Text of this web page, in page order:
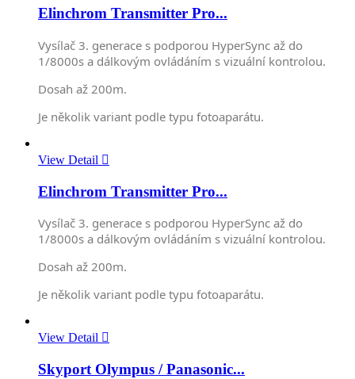
Elinchrom Transmitter Pro...
Vysílač 3. generace s podporou HyperSync až do
1/8000s a dálkovým ovládáním s vizuální kontrolou.
Dosah až 200m.
Je několik variant podle typu fotoaparátu.
View Detail 
Elinchrom Transmitter Pro...
Vysílač 3. generace s podporou HyperSync až do
1/8000s a dálkovým ovládáním s vizuální kontrolou.
Dosah až 200m.
Je několik variant podle typu fotoaparátu.
View Detail 
Skyport Olympus / Panasonic...